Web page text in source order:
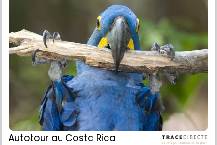
Autotour au Costa Rica